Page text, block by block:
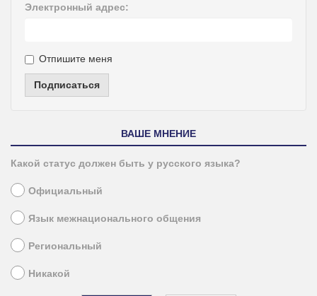
Электронный адрес:
Отпишите меня
Подписаться
ВАШЕ МНЕНИЕ
Какой статус должен быть у русского языка?
Официальный
Язык межнационального общения
Региональный
Никакой